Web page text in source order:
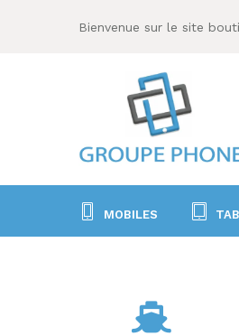
Bienvenue sur le site
MOBILES